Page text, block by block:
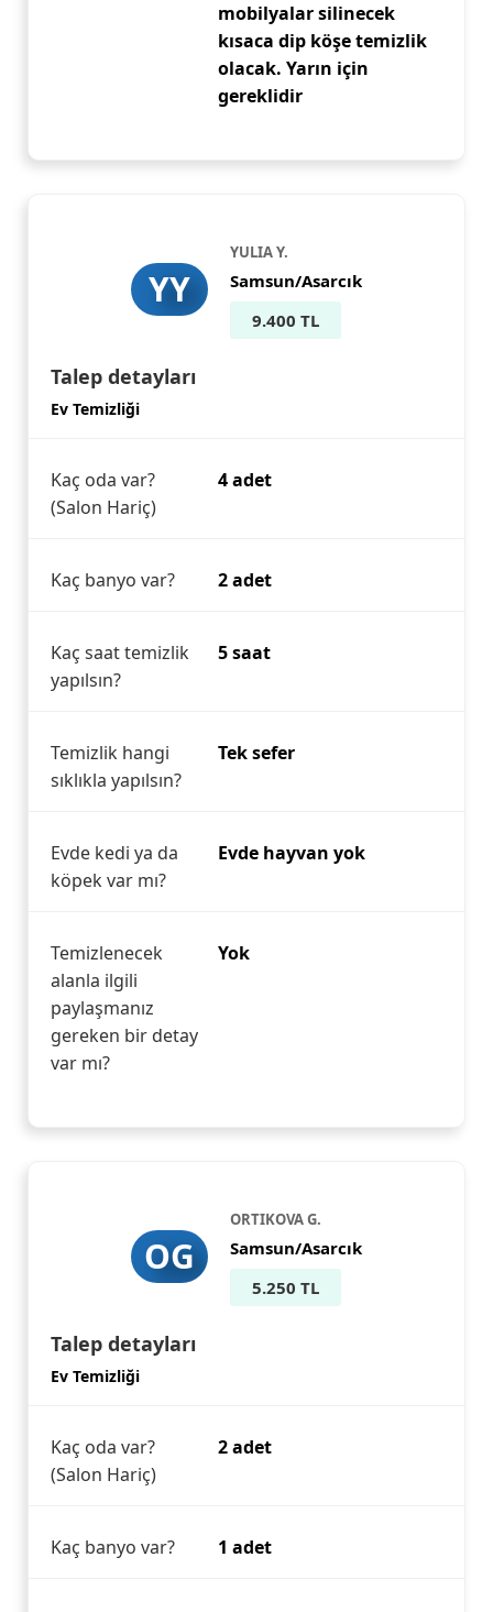
mobilyalar silinecek
kısaca dip köşe temizlik
olacak. Yarın için
gereklidir
YY
YULIA Y.
Samsun/Asarcık
9.400 TL
Talep detayları
Ev Temizliği
Kaç oda var?
(Salon Hariç)
4 adet
Kaç banyo var? 2 adet
Kaç saat temizlik
yapılsın?
5 saat
Temizlik hangi
sıklıkla yapılsın?
Tek sefer
Evde kedi ya da
köpek var mı?
Evde hayvan yok
Temizlenecek
alanla ilgili
paylaşmanız
gereken bir detay
var mı?
Yok
OG
ORTIKOVA G.
Samsun/Asarcık
5.250 TL
Talep detayları
Ev Temizliği
Kaç oda var?
(Salon Hariç)
2 adet
Kaç banyo var? 1 adet